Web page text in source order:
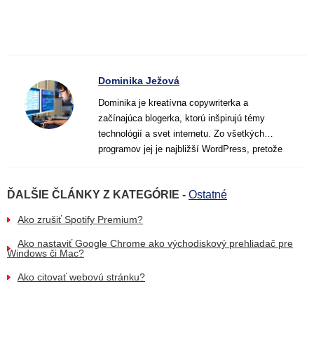
Dominika Ježová
Dominika je kreatívna copywriterka a
začínajúca blogerka, ktorú inšpirujú témy
technológií a svet internetu. Zo všetkých
programov jej je najbližší WordPress, pretože
tráviť písaním textov, ktoré ľuďom uľahčujú
zbožňuje práve možnosť neustále sa
vzdelávať v rôznych témach. Jej zámerom je
vystihnúť pointu tak, aby čitateľ našiel
ĎALŠIE ČLÁNKY Z KATEGÓRIE - Ostatné
Ako zrušiť Spotify Premium?
Ako nastaviť Google Chrome ako východiskový prehliadač pre
Windows či Mac?
Ako citovať webovú stránku?